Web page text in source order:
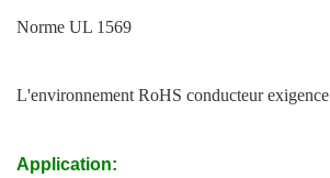
Norme UL 1569
L'environnement RoHS conducteur exigence
Application: